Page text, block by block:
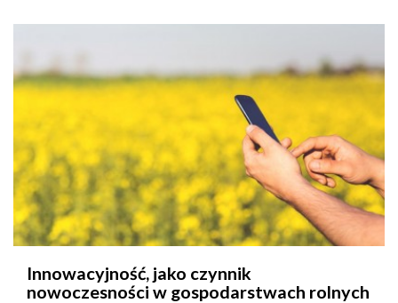
Innowacyjność, jako czynnik
nowoczesności w gospodarstwach rolnych